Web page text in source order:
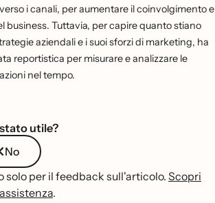
i canali, per aumentare il coinvolgimento e
business. Tuttavia, per capire quanto stiano
aziendali e i suoi sforzi di marketing, ha
reportistica per misurare e analizzare le
nel tempo.
utile?
No
solo per il feedback sull'articolo. Scopri
.